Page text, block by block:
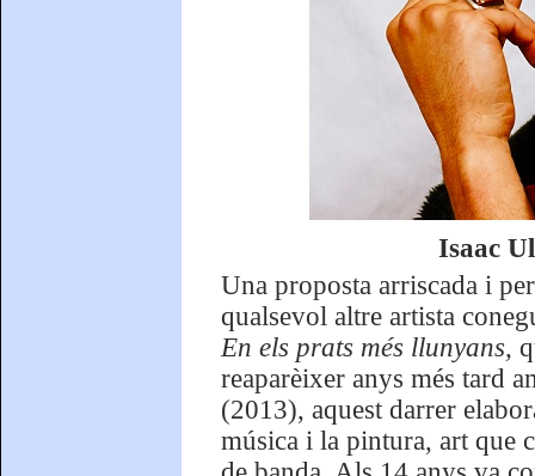
Isaac
Una proposta arriscada i
qualsevol altre artista
En els prats més llunyans,
reaparèixer anys més tard
(2013), aquest darrer
música i la pintura, art que